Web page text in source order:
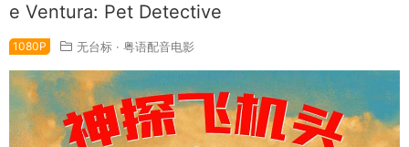
e Ventura: Pet Detective
1080P 无台标 · 粤语配音电影